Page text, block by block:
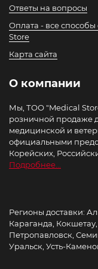
Ответы на вопросы
Оплата - все
Store
Карта сайта
О компании
Мы, ТОО "Medical
розничной продаже
медицинской и
официальными
Корейских,
Подробнее...
Регионы доставки:
Караганда,
Петропавловск,
Уральск, Усть-